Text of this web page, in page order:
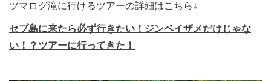
ツマログ滝に行けるツアーの詳細はこちら↓
セブ島に来たら必ず行きたい！ジンベイザメだけじゃな
い！？ツアーに行ってきた！